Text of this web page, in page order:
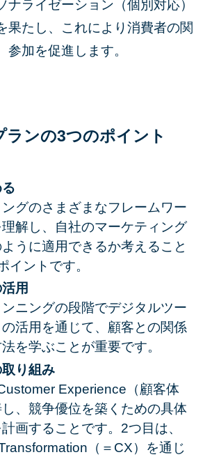
ナライゼーション（個別対応）
果たし、これにより消費者の関
参加を促進します。
ランの3つのポイント
グのさまざまなフレームワー
解し、自社のマーケティング
うに適用できるか考えること
イントです。
用
ニングの段階でデジタルツー
活用を通じて、顧客との関係
を学ぶことが重要です。
り組み
Experience（顧客体
、競争優位を築くための具体
画することです。2つ目は、
（＝CX）を通じ